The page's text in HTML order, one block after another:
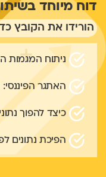
דוח מיוחד
הורידו את הקובץ
ניתוח המגמות
האתגר
כיצד להפוך
הפיכת נתונים